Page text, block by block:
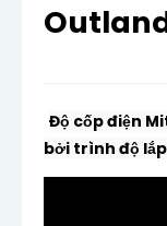
Độ cốp điện
bởi trình độ